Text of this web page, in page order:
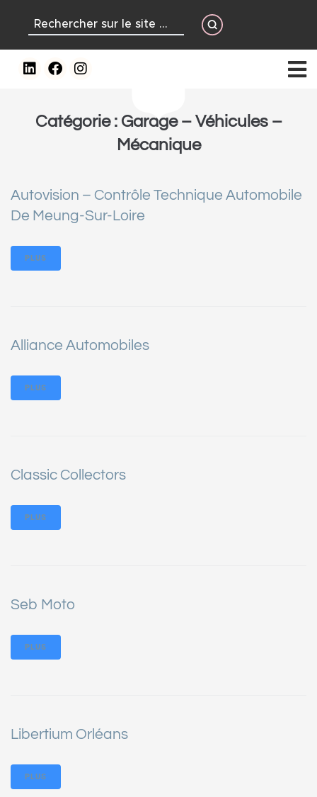
principal
Catégorie : Garage – Véhicules –
Mécanique
Autovision – Contrôle Technique Automobile
De Meung-Sur-Loire
PLUS
Alliance Automobiles
PLUS
Classic Collectors
PLUS
Seb Moto
PLUS
Libertium Orléans
PLUS